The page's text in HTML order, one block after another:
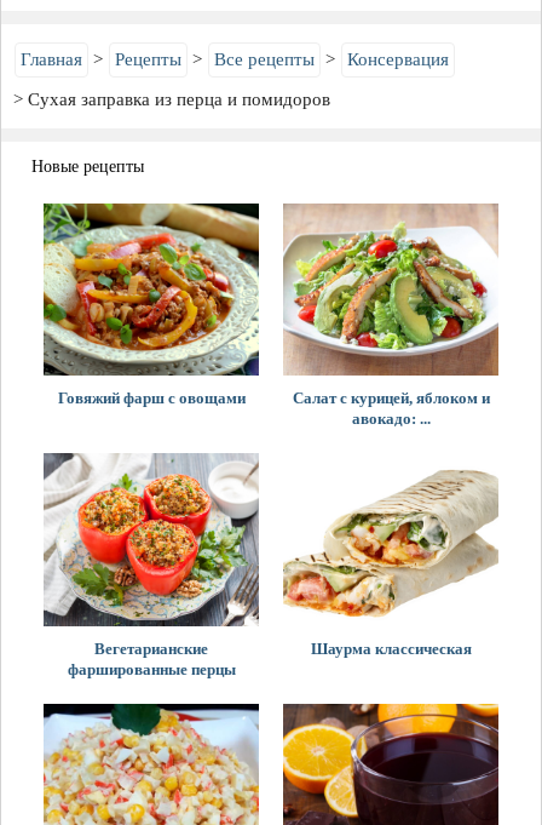
Главная Рецепты Все рецепты Консервация
Сухая заправка из перца и помидоров
Новые рецепты
Говяжий фарш с овощами
Салат с курицей, яблоком и
авокадо: ...
Вегетарианские
фаршированные перцы
Шаурма классическая